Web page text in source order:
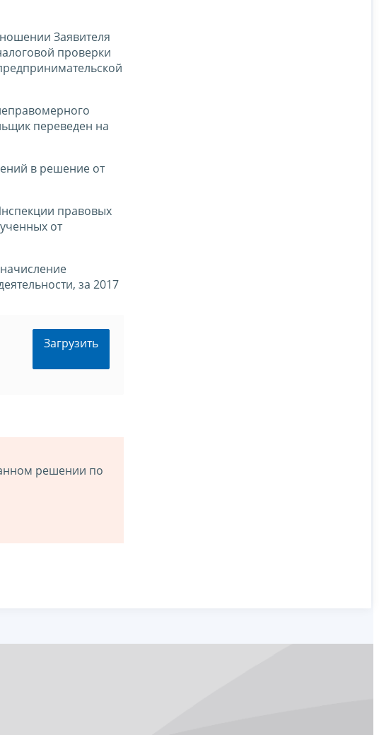
Заявителя
проверки
переведен на
в решение от
правовых
от
за 2017
Загрузить
решении по